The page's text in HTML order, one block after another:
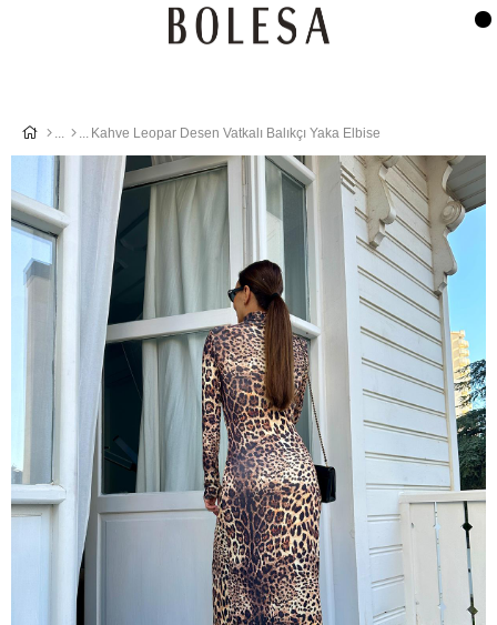
Kahve Leopar Desen Vatkalı Balıkçı Yaka Elbise